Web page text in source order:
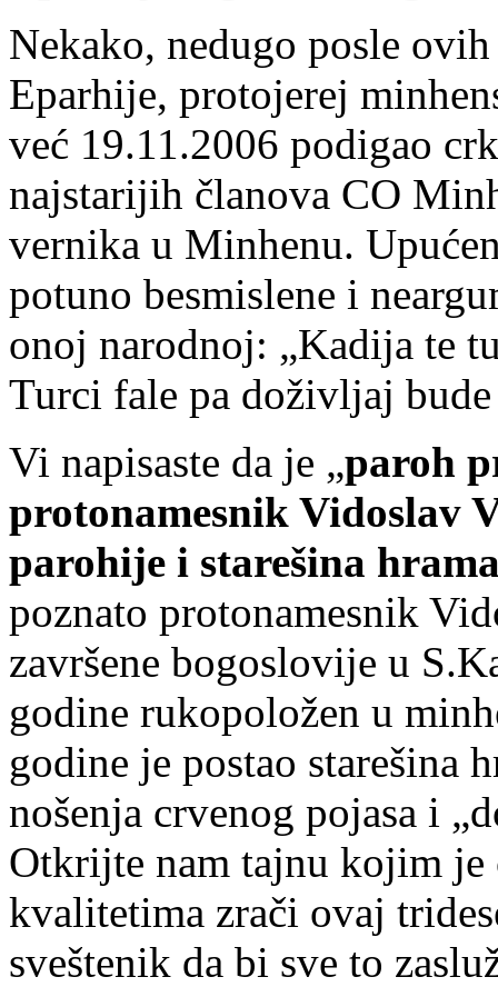
Nekako, nedugo posle
Eparhije, protojerej
već 19.11.2006 podigao
najstarijih članova CO
vernika u Minhenu.
potuno besmislene i
onoj narodnoj: „Kadija te
Turci fale pa doživljaj
Vi napisaste da je „paroh
protonamesnik Vidoslav
parohije i starešina
poznato protonamesnik
završene bogoslovije u
godine rukopoložen u
godine je postao starešina
nošenja crvenog pojasa i
Otkrijte nam tajnu kojim
kvalitetima zrači ovaj
sveštenik da bi sve to